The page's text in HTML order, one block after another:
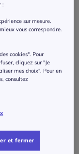
:
sur mesure.
vous correspondre.
cookies". Pour
cliquez sur "Je
mes choix". Pour en
consultez
et fermer